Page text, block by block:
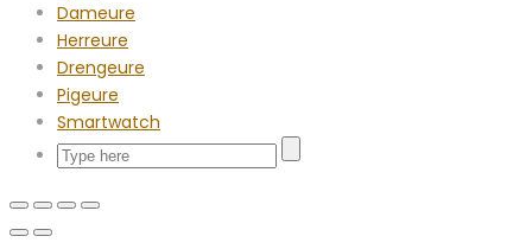
Dameure
Herreure
Drengeure
Pigeure
Smartwatch